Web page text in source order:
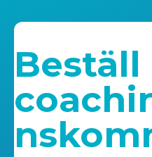
Beställ